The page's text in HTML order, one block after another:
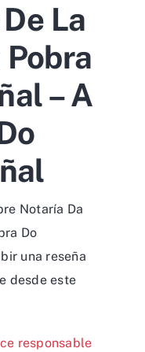
La
– A
Notaría Da
Do
una reseña
desdeeste
responsable